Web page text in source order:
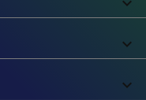

keyboard_arrow_down